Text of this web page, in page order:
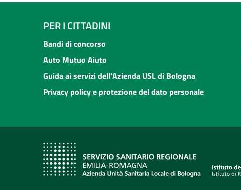
PER I CITTADINI
Bandi di concorso
Auto Mutuo Aiuto
Guida ai servizi dell'Azienda USL di Bologna
Privacy policy e protezione del dato personale